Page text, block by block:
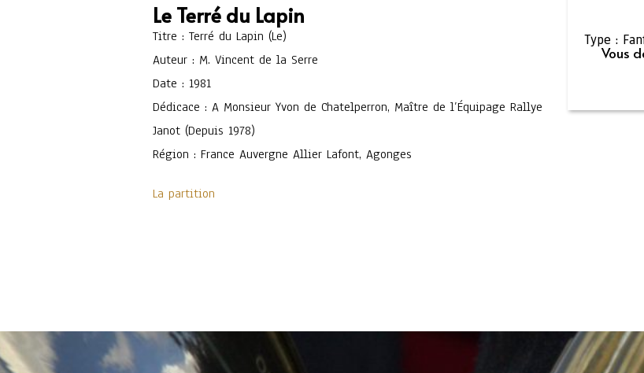
Le Terré du Lapin
Titre : Terré du Lapin (Le)
Auteur : M. Vincent de la Serre
Date : 1981
Dédicace : A Monsieur Yvon de Chatelperron, Maître de l’Équipage Rallye
Janot (Depuis 1978)
Région : France Auvergne Allier Lafont, Agonges
La partition
Type :
Vous